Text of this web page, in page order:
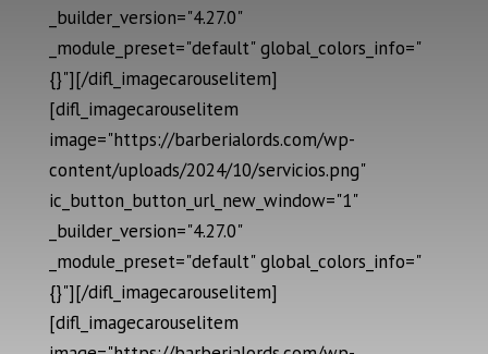
_builder_version="4.27.0"
_module_preset="default" global_colors_info="
{}"][/difl_imagecarouselitem]
[difl_imagecarouselitem
image="https://barberialords.com/wp-
content/uploads/2024/10/servicios.png"
ic_button_button_url_new_window="1"
_builder_version="4.27.0"
_module_preset="default" global_colors_info="
{}"][/difl_imagecarouselitem]
[difl_imagecarouselitem